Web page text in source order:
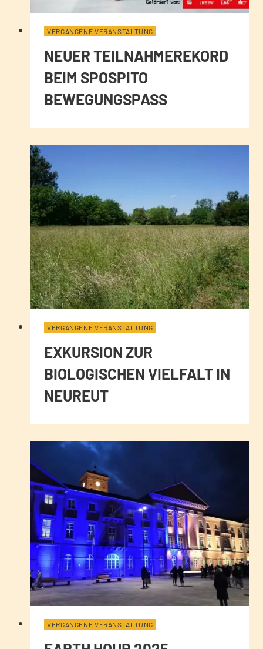
VERGANGENE VERANSTALTUNG
NEUER TEILNAHMEREKORD
BEIM SPOSPITO
BEWEGUNGSPASS
VERGANGENE VERANSTALTUNG
EXKURSION ZUR
BIOLOGISCHEN VIELFALT IN
NEUREUT
VERGANGENE VERANSTALTUNG